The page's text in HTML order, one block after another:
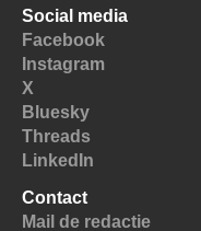
Social media
Facebook
Instagram
X
Bluesky
Threads
LinkedIn
Contact
Mail de redactie